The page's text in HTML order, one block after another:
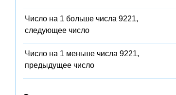
Число на 1 больше числа 9221,
следующее число
Число на 1 меньше числа 9221,
предыдущее число